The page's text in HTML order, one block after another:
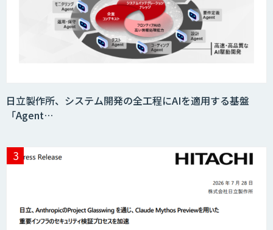
日立製作所、システム開発の全工程にAIを適用する基盤
「Agent…